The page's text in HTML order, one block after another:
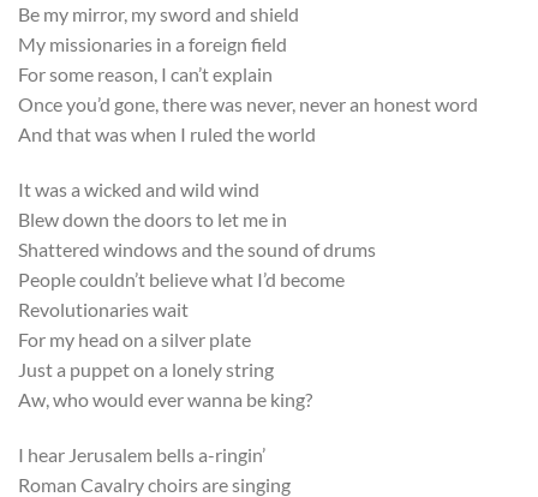
Be my mirror, my sword and shield
My missionaries in a foreign field
For some reason, I can’t explain
Once you’d gone, there was never, never an honest word
And that was when I ruled the world
It was a wicked and wild wind
Blew down the doors to let me in
Shattered windows and the sound of drums
People couldn’t believe what I’d become
Revolutionaries wait
For my head on a silver plate
Just a puppet on a lonely string
Aw, who would ever wanna be king?
I hear Jerusalem bells a-ringin’
Roman Cavalry choirs are singing